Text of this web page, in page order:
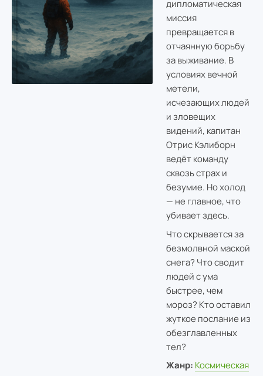
дипломатическая
миссия
превращается в
отчаянную борьбу
за выживание. В
условиях вечной
метели,
исчезающих людей
и зловещих
видений, капитан
Отрис Кэлиборн
ведёт команду
сквозь страх и
безумие. Но холод
— не главное, что
убивает здесь.
Что скрывается за
безмолвной маской
снега? Что сводит
людей с ума
быстрее, чем
мороз? Кто оставил
жуткое послание из
обезглавленных
тел?
Жанр: Космическая